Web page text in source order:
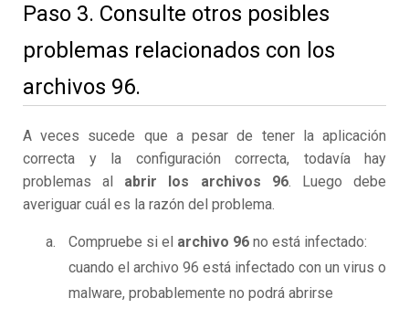
Paso 3. Consulte otros posibles
problemas relacionados con los
archivos 96.
A veces sucede que a pesar de tener la aplicación
correcta y la configuración correcta, todavía hay
problemas al abrir los archivos 96. Luego debe
averiguar cuál es la razón del problema.
Compruebe si el archivo 96 no está infectado:
cuando el archivo 96 está infectado con un virus o
malware, probablemente no podrá abrirse